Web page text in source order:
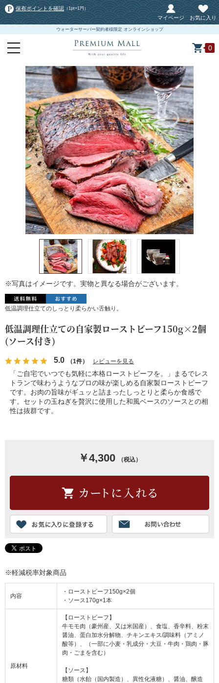
保有ポイントを確認 （1pt=1円）
マイページ お気に入り
ウォーターサーバー契約者様限定 オンラインショップ
0
※写真はイメージです。実物と異なる場合がございます。
低温調理仕立てのしっとり柔らかい舌触り。
低温調理仕立ての自家製ローストビーフ150g×2個
(ソース付き)
5.0 （1件） レビューを見る
「ご自宅でいつでも気軽に本格ローストビーフを。」まるでレス
トランで味わうようなプロの味が楽しめる自家製ローストビーフ
です。お肉の旨味がギュッと詰まったしっとりと柔らか食感で
す。セットの玉ねぎを贅沢に使用した和風ベースのソースとの相
性は抜群です。
￥4,300 （税込）
※軽減税率対象商品
内容
・ローストビーフ150g×2個
・ソース170g×1本
原材料
【ローストビーフ】
牛モモ肉（豪州産、又は米国産）、食塩、香辛料、粉末
醤油、蛋白加水分解物、チキンエキス/調味料（アミノ
酸等）、（一部に小麦・乳成分・大豆・牛肉・鶏肉・豚
肉・ごまを含む）
【ソース】
糖類（水飴（国内製造）、異性化液糖）、醤油、醸造